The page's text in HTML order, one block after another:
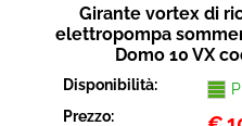
Girante vortex di
elettropompa
Domo 10 VX
Disponibilità:
Prezzo: